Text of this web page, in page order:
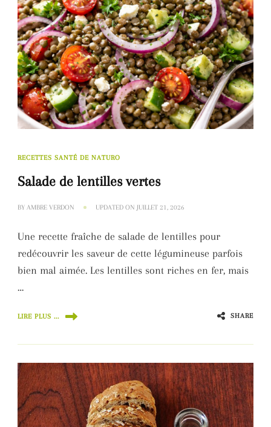
RECETTES SANTÉ DE NATURO
Salade de lentilles vertes
BY AMBRE VERDON UPDATED ON JUILLET 21, 2026
Une recette fraîche de salade de lentilles pour
redécouvrir les saveur de cette légumineuse parfois
bien mal aimée. Les lentilles sont riches en fer, mais
…
LIRE PLUS ... SHARE